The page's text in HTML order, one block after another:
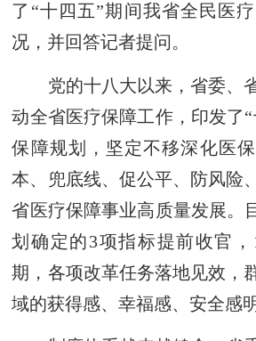
了“十四五”期间我省全民医
况，并回答记者提问。
党的十八大以来，省委、
动全省医疗保障工作，印发了
保障规划，坚定不移深化医
本、兜底线、促公平、防风险
省医疗保障事业高质量发展。
划确定的3项指标提前收官
期，各项改革任务落地见效，
域的获得感、幸福感、安全感